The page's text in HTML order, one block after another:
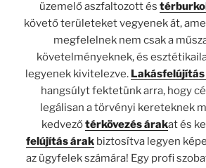
üzemelő aszfaltozott és
követő területeket vegyenek át,
megfelelnek nem csak a
követelményeknek, és
legyenek kivitelezve.
hangsúlyt fektetünk arra, hogy
legálisan a törvényi kereteknek
kedvezőtérkövezés árakat és
felújítás árak biztosítva legyen
az ügyfelek számára! Egy profi